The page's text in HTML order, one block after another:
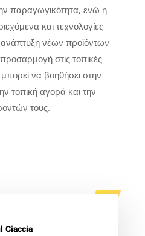
παραγωγικότητα, ενώ η
και τεχνολογίες
ανάπτυξη νέων προϊόντων
στις τοπικές
να βοηθήσει στην
τοπική αγορά και την
τους.
Ciaccia